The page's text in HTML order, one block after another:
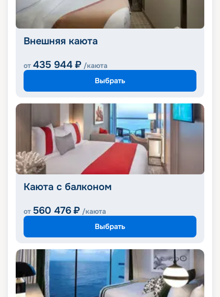
Внешняя каюта
от 435 944 ₽ /каюта
Выбрать
Каюта с балконом
от 560 476 ₽ /каюта
Выбрать